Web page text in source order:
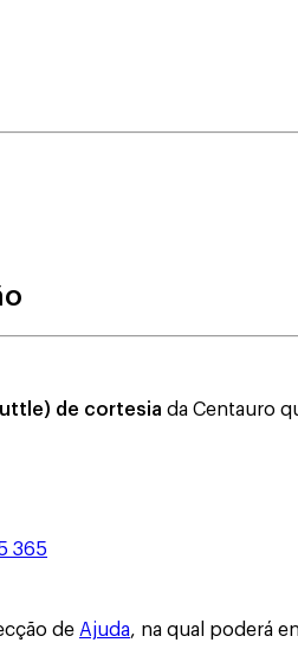
de cortesia da Centauro
365
de Ajuda, na qual poderá